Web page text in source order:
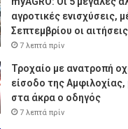
αγροτικές ενισχύσεις,
Σεπτεμβρίου οι αιτήσεις
7 λεπτά πρίν
Τροχαίο με ανατροπή
είσοδο της
στα άκρα ο οδηγός
7 λεπτά πρίν